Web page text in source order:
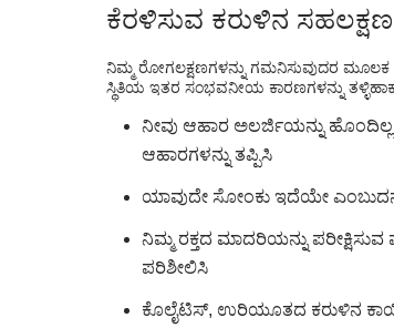
ಕೆರಳಿಸುವ ಕರುಳಿನ
ನಿಮ್ಮ ರೋಗಲಕ್ಷಣಗಳನ್ನು ಗಮನಿಸುವುದರ ಮೂಲಕ
ಸ್ಥಿತಿಯ ಇತರ ಸಂಭವನೀಯ ಕಾರಣಗಳನ್ನು
ನೀವು ಆಹಾರ ಅಲರ್ಜಿಯನ್ನು
ಆಹಾರಗಳನ್ನು ತಪ್ಪಿಸಿ
ಯಾವುದೇ ಸೋಂಕು ಇದೆಯೇ
ನಿಮ್ಮ ರಕ್ತದ ಮಾದರಿಯನ್ನು
ಪರಿಶೀಲಿಸಿ
ಕೊಲೈಟಿಸ್, ಉರಿಯೂತದ ಕರುಳಿನ